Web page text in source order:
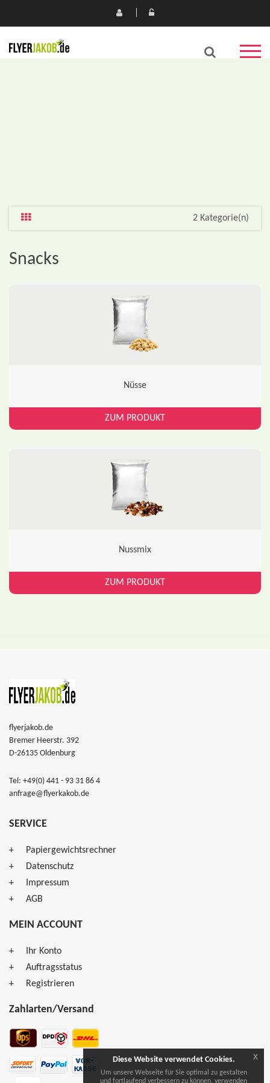
2 Kategorie(n)
Snacks
Nüsse
ZUM PRODUKT
Nussmix
ZUM PRODUKT
flyerjakob.de
Bremer Heerstr. 392
D-26135 Oldenburg
Tel: +49(0) 441 - 93 31 86 4
anfrage@flyerkakob.de
SERVICE
Papiergewichtsrechner
Datenschutz
Impressum
AGB
MEIN ACCOUNT
Ihr Konto
Auftragsstatus
Registrieren
Zahlarten/Versand
Diese Website verwendet Cookies.
Um unsere Webseite für Sie optimal zu gestalten
und fortlaufend verbessern zu können, verwenden
x